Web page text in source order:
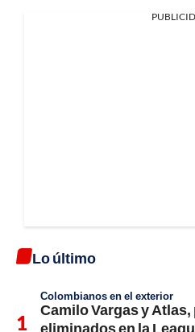
Lo último
Colombianos en el exterior
Camilo Vargas y
eliminados en la